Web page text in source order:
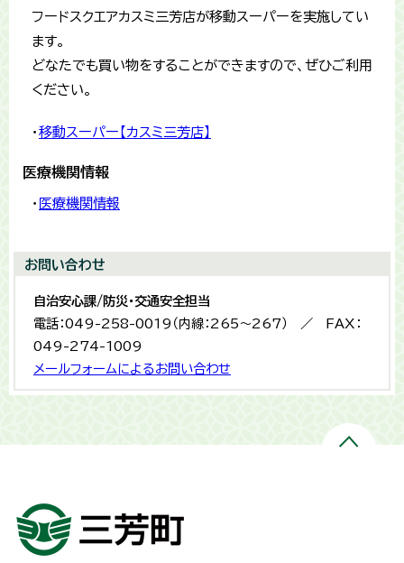
フードスクエアカスミ三芳店が移動スーパーを実施してい
ます。
どなたでも買い物をすることができますので、ぜひご利用
ください。
・ 移動スーパー【カスミ三芳店】
医療機関情報
・ 医療機関情報
お問い合わせ
自治安心課/防災・交通安全担当
電話：049-258-0019（内線：265〜267） ／ FAX：
049-274-1009
メールフォームによるお問い合わせ